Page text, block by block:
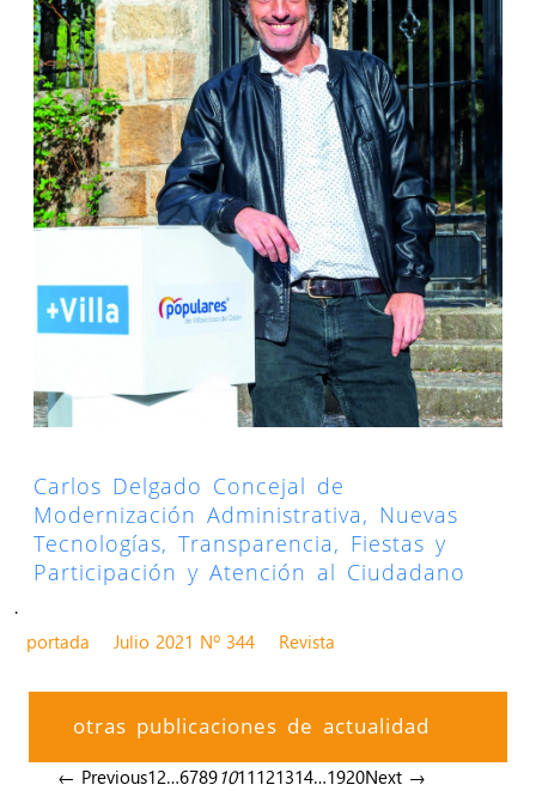
Carlos Delgado Concejal de
Modernización Administrativa, Nuevas
Tecnologías, Transparencia, Fiestas y
Participación y Atención al Ciudadano
.
portada
Julio 2021 Nº 344 Revista
otras publicaciones de actualidad
← Previous12…67891011121314…1920Next →